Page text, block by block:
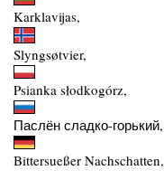
Karklavijas,
Slyngsøtvier,
Psianka słodkogórz,
Паслён сладко-горький,
Bittersueßer Nachschatten,